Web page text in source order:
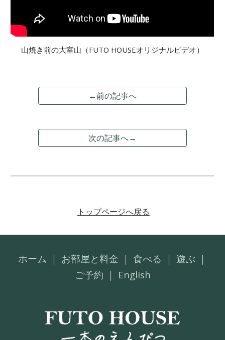
山焼き前の大室山（FUTO HOUSEオリジナルビデオ）
←前の記事へ
次の記事へ→
トップページへ戻る
ホーム ｜ お部屋と料金 ｜ 食べる ｜ 遊ぶ ｜
ご予約 ｜ English